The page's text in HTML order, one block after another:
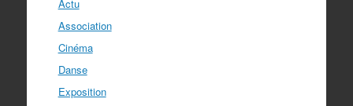
Actu
Association
Cinéma
Danse
Exposition